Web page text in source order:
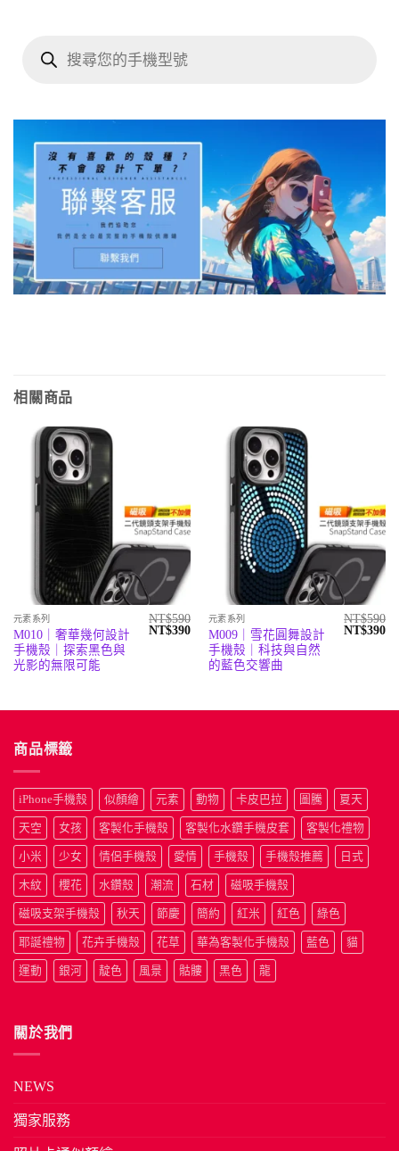
search
相關商品
元素系列
M010｜奢華幾何設計
手機殼｜探索黑色與
光影的無限可能
NT$590
原
NT$390目
格：
元素系列
M009｜雪花圓舞設計
手機殼｜科技與自然
的藍色交響曲
NT$590
原
NT$390目
商品標籤
iPhone手機殼 似顏繪 元素 動物 卡皮巴拉 圖騰 夏天
天空 女孩 客製化手機殼 客製化水鑽手機皮套 客製化禮物
小米 少女 情侶手機殼 愛情 手機殼 手機殼推薦 日式
木紋 櫻花 水鑽殼 潮流 石材 磁吸手機殼
磁吸支架手機殼 秋天 節慶 簡約 紅米 紅色 綠色
耶誕禮物 花卉手機殼 花草 華為客製化手機殼 藍色 貓
運動 銀河 靛色 風景 骷髏 黑色 龍
關於我們
NEWS
獨家服務